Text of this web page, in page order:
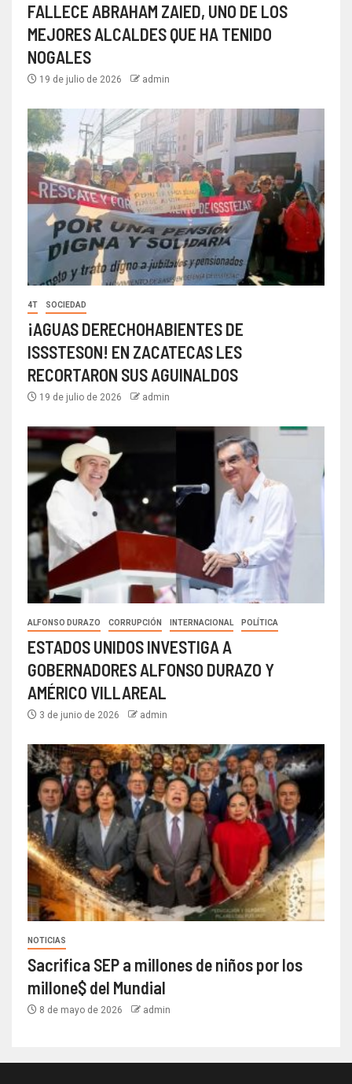
FALLECE ABRAHAM ZAIED, UNO DE LOS
MEJORES ALCALDES QUE HA TENIDO
NOGALES
19 de julio de 2026 admin
4T SOCIEDAD
¡AGUAS DERECHOHABIENTES DE
ISSSTESON! EN ZACATECAS LES
RECORTARON SUS AGUINALDOS
19 de julio de 2026 admin
ALFONSO DURAZO CORRUPCIÓN INTERNACIONAL POLÍTICA
ESTADOS UNIDOS INVESTIGA A
GOBERNADORES ALFONSO DURAZO Y
AMÉRICO VILLAREAL
3 de junio de 2026 admin
NOTICIAS
Sacrifica SEP a millones de niños por los
millone$ del Mundial
8 de mayo de 2026 admin